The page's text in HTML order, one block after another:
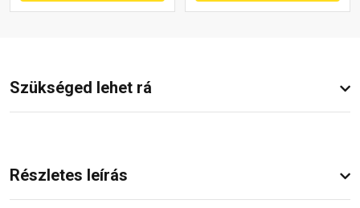
Szükséged lehet rá
Részletes leírás